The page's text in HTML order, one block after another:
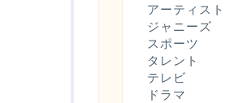
アーティスト
ジャニーズ
スポーツ
タレント
テレビ
ドラマ